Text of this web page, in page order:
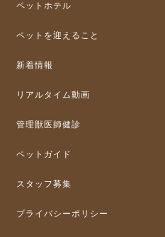
ペットホテル
ペットを迎えること
新着情報
リアルタイム動画
管理獣医師健診
ペットガイド
スタッフ募集
プライバシーポリシー